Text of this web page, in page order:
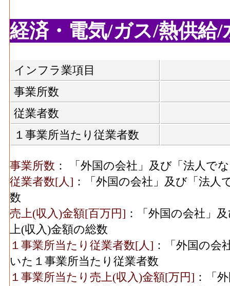
経済・電気/ガス/熱供給/
インフラ業項目
事業所数
従業者数
１事業所当たり従業者数
事業所数 ： 「外国の会社」及び「法人で
従業者数[人] ：「外国の会社」及び「法
数
売上(収入)金額[百万円] ：「外国の会社」
上(収入)金額の総数
１事業所当たり従業者数[人] ：「外国の会
いた１事業所当たり従業者数
１事業所当たり売上(収入)金額[万円] ：「